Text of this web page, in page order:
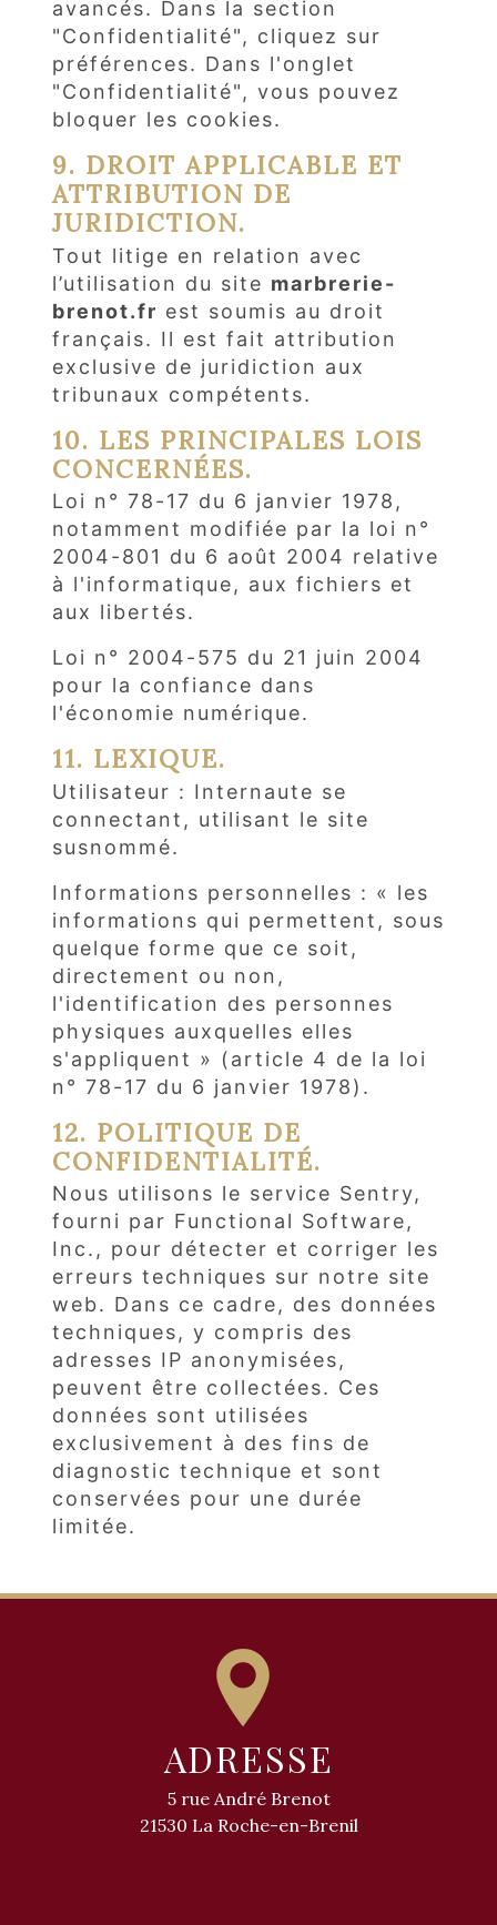
avancés. Dans la section
"Confidentialité", cliquez sur
préférences. Dans l'onglet
"Confidentialité", vous pouvez
bloquer les cookies.
9. DROIT APPLICABLE ET
ATTRIBUTION DE
JURIDICTION.
Tout litige en relation avec
l’utilisation du site marbrerie-
brenot.fr est soumis au droit
français. Il est fait attribution
exclusive de juridiction aux
tribunaux compétents.
10. LES PRINCIPALES LOIS
CONCERNÉES.
Loi n° 78-17 du 6 janvier 1978,
notamment modifiée par la loi n°
2004-801 du 6 août 2004 relative
à l'informatique, aux fichiers et
aux libertés.
Loi n° 2004-575 du 21 juin 2004
pour la confiance dans
l'économie numérique.
11. LEXIQUE.
Utilisateur : Internaute se
connectant, utilisant le site
susnommé.
Informations personnelles : « les
informations qui permettent, sous
quelque forme que ce soit,
directement ou non,
l'identification des personnes
physiques auxquelles elles
s'appliquent » (article 4 de la loi
n° 78-17 du 6 janvier 1978).
12. POLITIQUE DE
CONFIDENTIALITÉ.
Nous utilisons le service Sentry,
fourni par Functional Software,
Inc., pour détecter et corriger les
erreurs techniques sur notre site
web. Dans ce cadre, des données
techniques, y compris des
adresses IP anonymisées,
peuvent être collectées. Ces
données sont utilisées
exclusivement à des fins de
diagnostic technique et sont
conservées pour une durée
limitée.
ADRESSE
5 rue André Brenot
21530 La Roche-en-Brenil